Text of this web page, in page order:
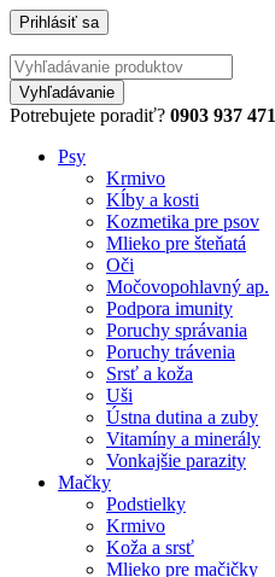
Potrebujete poradiť? 0903 937 471
Psy
Krmivo
Kĺby a kosti
Kozmetika pre psov
Mlieko pre šteňatá
Oči
Močovopohlavný ap.
Podpora imunity
Poruchy správania
Poruchy trávenia
Srsť a koža
Uši
Ústna dutina a zuby
Vitamíny a minerály
Vonkajšie parazity
Mačky
Podstielky
Krmivo
Koža a srsť
Mlieko pre mačičky